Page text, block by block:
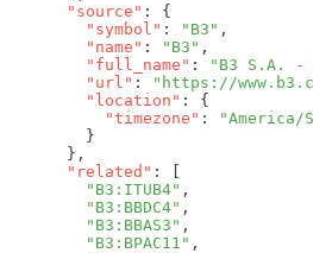
      "source"
        "symbol"
: "B3"
        "name"
: "B3"
        "full_name"
:
"B3 S.A. -
        "url"
: "https://
        "location"
          "timezone"
:
      "related"
        "B3:ITUB4"
        "B3:BBDC4"
        "B3:BBAS3"
        "B3:BPAC11"